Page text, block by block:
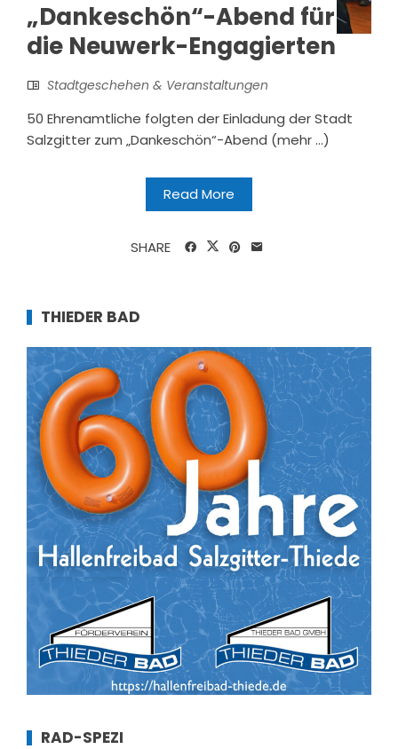
„Dankeschön“-Abend für
die Neuwerk-Engagierten
Stadtgeschehen & Veranstaltungen
50 Ehrenamtliche folgten der Einladung der Stadt
Salzgitter zum „Dankeschön“-Abend (mehr …)
Read More
SHARE
THIEDER BAD
RAD-SPEZI